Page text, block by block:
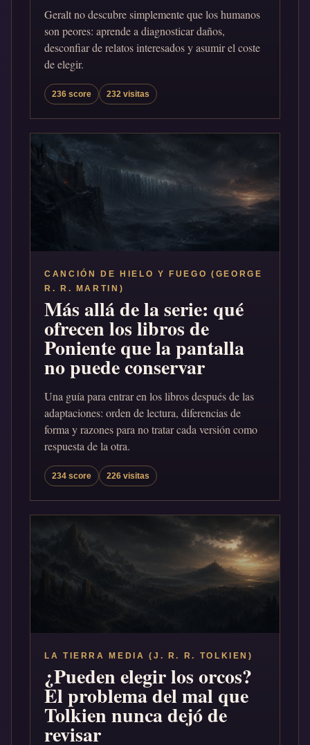
Geralt no descubre simplemente que los humanos
son peores: aprende a diagnosticar daños,
desconfiar de relatos interesados y asumir el coste
de elegir.
236 score 232 visitas
CANCIÓN DE HIELO Y FUEGO (GEORGE
R. R. MARTIN)
Más allá de la serie: qué
ofrecen los libros de
Poniente que la pantalla
no puede conservar
Una guía para entrar en los libros después de las
adaptaciones: orden de lectura, diferencias de
forma y razones para no tratar cada versión como
respuesta de la otra.
234 score 226 visitas
LA TIERRA MEDIA (J. R. R. TOLKIEN)
¿Pueden elegir los orcos?
El problema del mal que
Tolkien nunca dejó de
revisar